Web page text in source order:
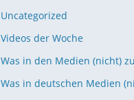
Uncategorized
Videos der Woche
Was in den Medien (nicht)
Was in deutschen Medien